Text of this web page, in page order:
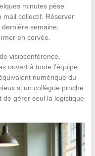
minutes pèse
mail collectif. Réserver
semaine,
en corvée.
visioconférence,
ouvert à toute l’équipe,
numérique du
si un collègue proche
de gérer seul la logistique